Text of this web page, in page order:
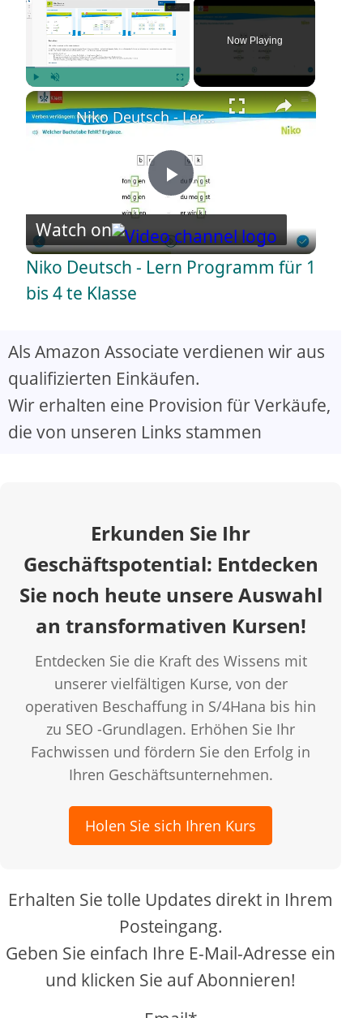
Play Unmute Fullscreen
Now Playing
×
P
l
y
V
i
e
o
Niko Deutsch - Lern Programm für 1 bis 4 te Klasse
Watch on
Niko Deutsch - Lern Programm für 1
bis 4 te Klasse
Als Amazon Associate verdienen wir aus
qualifizierten Einkäufen.
Wir erhalten eine Provision für Verkäufe,
die von unseren Links stammen
Erkunden Sie Ihr
Geschäftspotential: Entdecken
Sie noch heute unsere Auswahl
an transformativen Kursen!
Entdecken Sie die Kraft des Wissens mit
unserer vielfältigen Kurse, von der
operativen Beschaffung in S/4Hana bis hin
zu SEO -Grundlagen. Erhöhen Sie Ihr
Fachwissen und fördern Sie den Erfolg in
Ihren Geschäftsunternehmen.
Holen Sie sich Ihren Kurs
Erhalten Sie tolle Updates direkt in Ihrem
Posteingang.
Geben Sie einfach Ihre E-Mail-Adresse ein
und klicken Sie auf Abonnieren!